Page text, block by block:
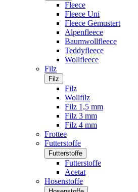
Fleece
Fleece Uni
Fleece Gemustert
Alpenfleece
Baumwollfleece
Teddyfleece
Wollfleece
Filz
Filz
Filz
Wollfilz
Filz 1,5 mm
Filz 3 mm
Filz 4 mm
Frottee
Futterstoffe
Futterstoffe
Futterstoffe
Acetat
Hosenstoffe